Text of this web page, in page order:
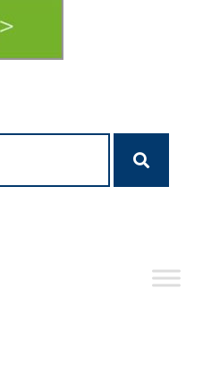
Szukaj